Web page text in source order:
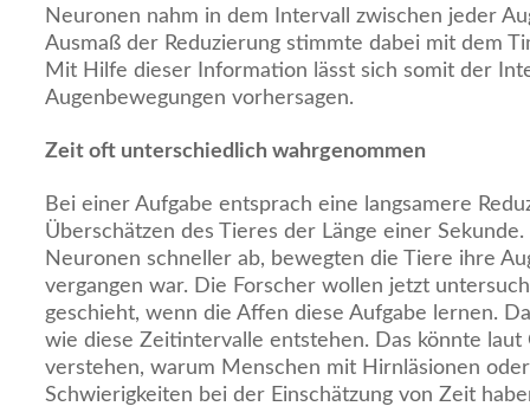
Neuronen nahm in dem Intervall zwischen jeder
Ausmaß der Reduzierung stimmte dabei mit dem
Mit Hilfe dieser Information lässt sich somit der
Augenbewegungen vorhersagen.
Zeit oft unterschiedlich wahrgenommen
Bei einer Aufgabe entsprach eine langsamere
Überschätzen des Tieres der Länge einer
Neuronen schneller ab, bewegten die Tiere ihre
vergangen war. Die Forscher wollen jetzt
geschieht, wenn die Affen diese Aufgabe lernen.
wie diese Zeitintervalle entstehen. Das könnte laut
verstehen, warum Menschen mit Hirnläsionen
Schwierigkeiten bei der Einschätzung von Zeit